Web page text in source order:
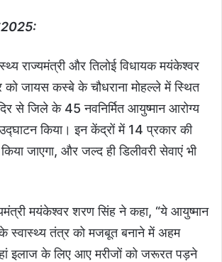
2025:
राज्यमंत्री और तिलोई विधायक मयंकेश्वर
को जायस कस्बे के चौधराना मोहल्ले में स्थित
से जिले के 45 नवनिर्मित आयुष्मान आरोग्य
उद्घाटन किया। इन केंद्रों में 14 प्रकार की
किया जाएगा, और जल्द ही डिलीवरी सेवाएं भी
मयंकेश्वर शरण सिंह ने कहा, “ये आयुष्मान
स्वास्थ्य तंत्र को मजबूत बनाने में अहम
इलाज के लिए आए मरीजों को जरूरत पड़ने